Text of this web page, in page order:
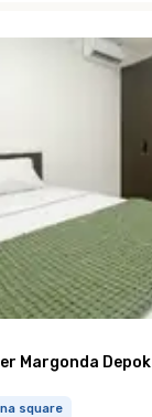
Margonda Depok
square